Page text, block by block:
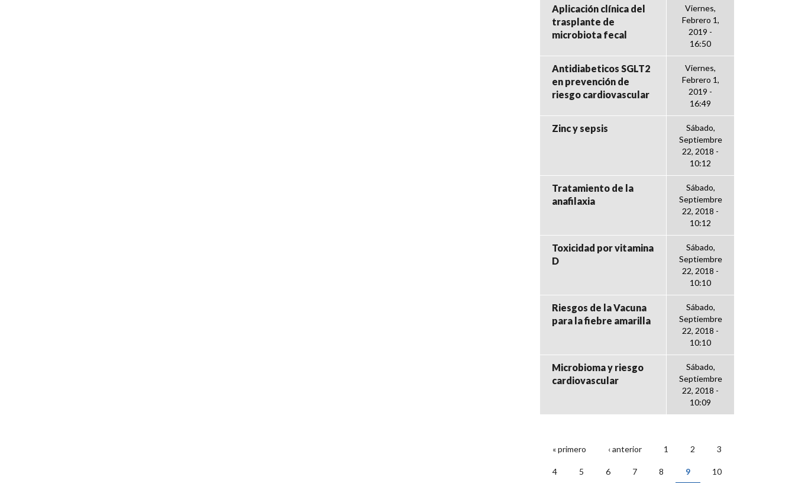
Aplicación clínica del
trasplante de
microbiota fecal
Viernes,
Febrero 1,
2019 -
16:50
Antidiabeticos SGLT2
en prevención de
riesgo cardiovascular
Viernes,
Febrero 1,
2019 -
16:49
Zinc y sepsis
Sábado,
Septiembre
22, 2018 -
10:12
Tratamiento de la
anafilaxia
Sábado,
Septiembre
22, 2018 -
10:12
Toxicidad por vitamina
D
Sábado,
Septiembre
22, 2018 -
10:10
Riesgos de la Vacuna
para la fiebre amarilla
Sábado,
Septiembre
22, 2018 -
10:10
Microbioma y riesgo
cardiovascular
Sábado,
Septiembre
22, 2018 -
10:09
PÁGINAS
« primero ‹ anterior 1 2 3
4 5 6 7 8 9 10